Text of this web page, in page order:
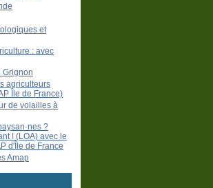
et
: avec
Grignon
agriculteurs
Île de France)
de volailles à
?
! (LOA) avec le
d'Île de France
Amap